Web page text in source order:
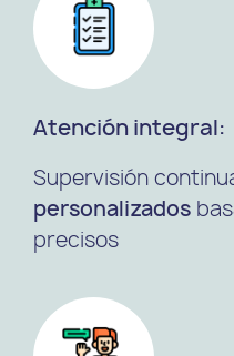
Atención integral:
Supervisión
personalizados
precisos